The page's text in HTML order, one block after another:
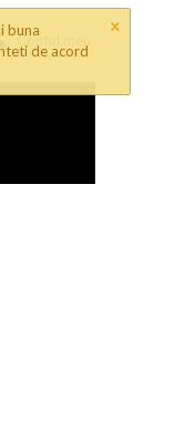
×
buna
de acord
Contul meu